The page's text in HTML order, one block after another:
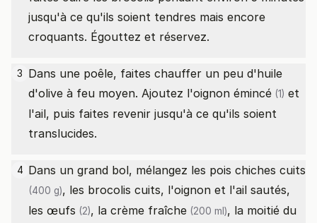
jusqu'à ce qu'ils soient tendres mais encore
croquants. Égouttez et réservez.
3 Dans une poêle, faites chauffer un peu d'huile
d'olive à feu moyen. Ajoutez l'oignon émincé (1) et
l'ail, puis faites revenir jusqu'à ce qu'ils soient
translucides.
4 Dans un grand bol, mélangez les pois chiches cuits
(400 g), les brocolis cuits, l'oignon et l'ail sautés,
les œufs (2), la crème fraîche (200 ml), la moitié du